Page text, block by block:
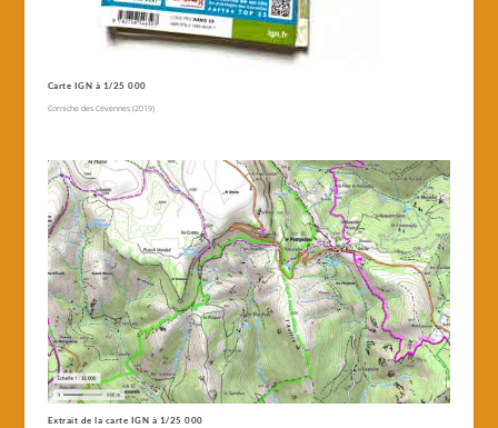
Carte IGN à 1/25 000
Corniche des Cévennes (2019)
Extrait de la carte IGN à 1/25 000